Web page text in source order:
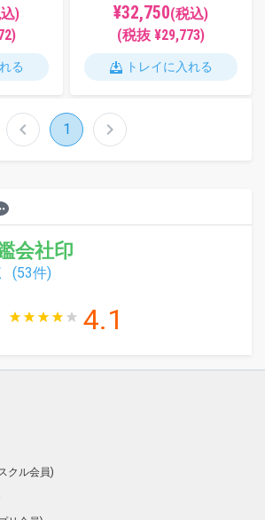
)
る
¥32,750(税込)
(税抜 ¥29,773)
トレイに入れる
chevron_left 1 chevron_right
会社印
(53件)
4.1
クル会員)